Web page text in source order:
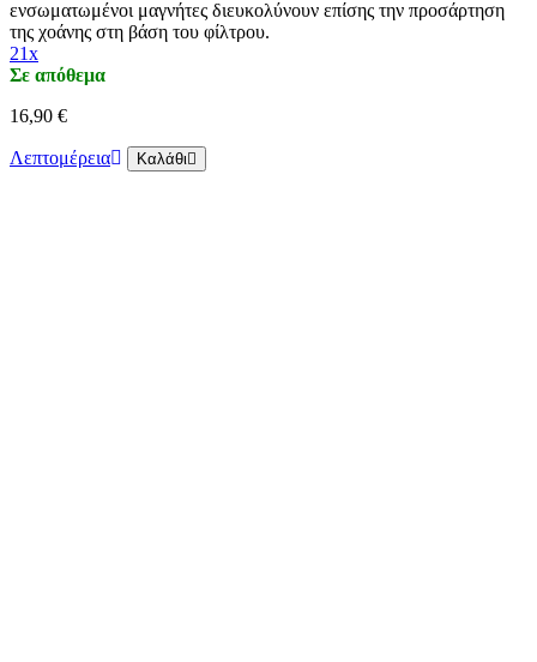
ενσωματωμένοι μαγνήτες διευκολύνουν επίσης την προσάρτηση
της χοάνης στη βάση του φίλτρου.
21x
Σε απόθεμα
16,90 €
Λεπτομέρεια Καλάθι